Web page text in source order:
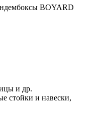
BOYARD
и др.
стойки и навески,